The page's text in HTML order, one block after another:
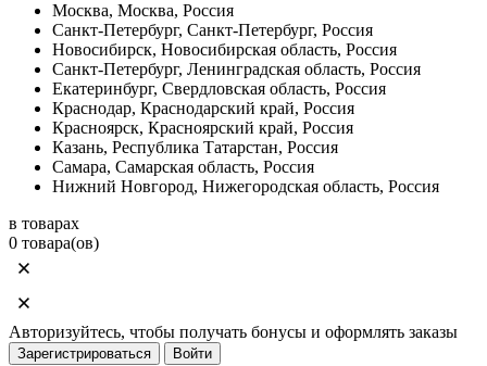
Москва, Москва, Россия
Санкт-Петербург, Санкт-Петербург, Россия
Новосибирск, Новосибирская область, Россия
Санкт-Петербург, Ленинградская область, Россия
Екатеринбург, Свердловская область, Россия
Краснодар, Краснодарский край, Россия
Красноярск, Красноярский край, Россия
Казань, Республика Татарстан, Россия
Самара, Самарская область, Россия
Нижний Новгород, Нижегородская область, Россия
в товарах
0 товара(ов)
Авторизуйтесь, чтобы получать бонусы и оформлять заказы
Зарегистрироваться Войти